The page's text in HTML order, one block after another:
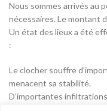
Nous sommes arrivés au
nécessaires. Le montant
Un état des lieux a été
:
Le clocher souffre
menacent sa stabilité.
D’importantes